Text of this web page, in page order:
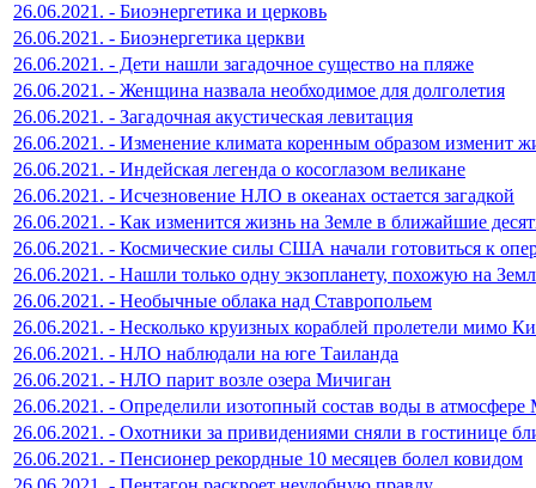
26.06.2021. - Биоэнергетика и церковь
26.06.2021. - Биоэнергетика церкви
26.06.2021. - Дети нашли загадочное существо на пляже
26.06.2021. - Женщина назвала необходимое для долголетия
26.06.2021. - Загадочная акустическая левитация
26.06.2021. - Изменение климата коренным образом изменит
26.06.2021. - Индейская легенда о косоглазом великане
26.06.2021. - Исчезновение НЛО в океанах остается загадкой
26.06.2021. - Как изменится жизнь на Земле в ближайшие
26.06.2021. - Космические силы США начали готовиться к
26.06.2021. - Нашли только одну экзопланету, похожую на
26.06.2021. - Необычные облака над Ставропольем
26.06.2021. - Несколько круизных кораблей пролетели мимо
26.06.2021. - НЛО наблюдали на юге Таиланда
26.06.2021. - НЛО парит возле озера Мичиган
26.06.2021. - Определили изотопный состав воды в атмосфере
26.06.2021. - Охотники за привидениями сняли в гостинице
26.06.2021. - Пенсионер рекордные 10 месяцев болел ковидом